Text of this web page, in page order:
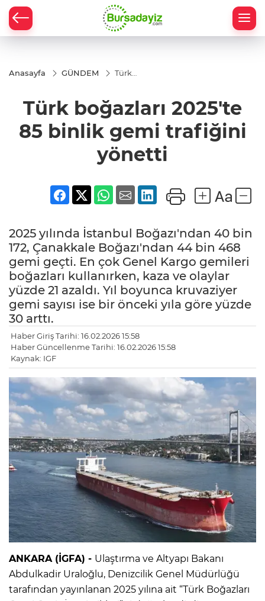
Anasayfa GÜNDEM
Türk
85 binlik
gemi
yönetti
Türk boğazları 2025'te
85 binlik gemi trafiğini
yönetti
2025 yılında İstanbul Boğazı'ndan 40 bin
172, Çanakkale Boğazı'ndan 44 bin 468
gemi geçti. En çok Genel Kargo gemileri
boğazları kullanırken, kaza ve olaylar
yüzde 21 azaldı. Yıl boyunca kruvaziyer
gemi sayısı ise bir önceki yıla göre yüzde
30 arttı.
Haber Giriş Tarihi: 16.02.2026 15:58
Haber Güncellenme Tarihi: 16.02.2026 15:58
Kaynak: IGF
ANKARA (İGFA) - Ulaştırma ve Altyapı Bakanı
Abdulkadir Uraloğlu, Denizcilik Genel Müdürlüğü
tarafından yayınlanan 2025 yılına ait “Türk Boğazları